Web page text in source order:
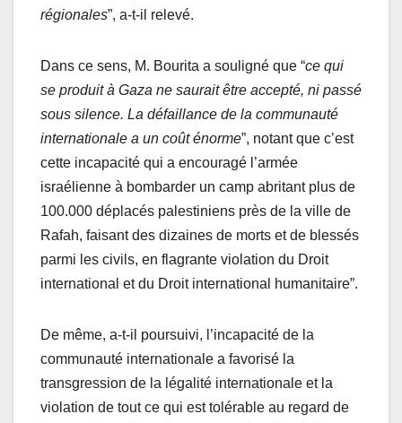
régionales”, a-t-il relevé.
Dans ce sens, M. Bourita a souligné que “ce qui
se produit à Gaza ne saurait être accepté, ni passé
sous silence. La défaillance de la communauté
internationale a un coût énorme”, notant que c’est
cette incapacité qui a encouragé l’armée
israélienne à bombarder un camp abritant plus de
100.000 déplacés palestiniens près de la ville de
Rafah, faisant des dizaines de morts et de blessés
parmi les civils, en flagrante violation du Droit
international et du Droit international humanitaire”.
De même, a-t-il poursuivi, l’incapacité de la
communauté internationale a favorisé la
transgression de la légalité internationale et la
violation de tout ce qui est tolérable au regard de